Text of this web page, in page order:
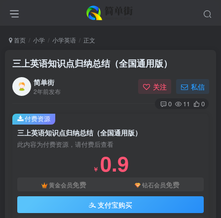
首页 小学 小学英语 正文
三上英语知识点归纳总结（全国通用版）
简单街
2年前发布 关注 私信
0 11 0
三上英语知识点归纳总结（全国通用版）
此内容为付费资源，请付费后查看
￥ 0.9
黄金会员免费 钻石会员免费
支付宝购买
付费资源